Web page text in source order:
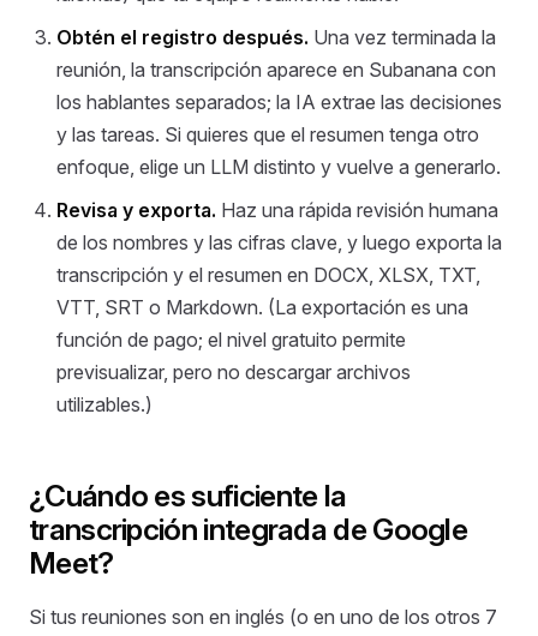
Obtén el registro después. Una vez terminada la
reunión, la transcripción aparece en Subanana con
los hablantes separados; la IA extrae las decisiones
y las tareas. Si quieres que el resumen tenga otro
enfoque, elige un LLM distinto y vuelve a generarlo.
Revisa y exporta. Haz una rápida revisión humana
de los nombres y las cifras clave, y luego exporta la
transcripción y el resumen en DOCX, XLSX, TXT,
VTT, SRT o Markdown. (La exportación es una
función de pago; el nivel gratuito permite
previsualizar, pero no descargar archivos
utilizables.)
¿Cuándo es suficiente la
transcripción integrada de Google
Meet?
Si tus reuniones son en inglés (o en uno de los otros 7